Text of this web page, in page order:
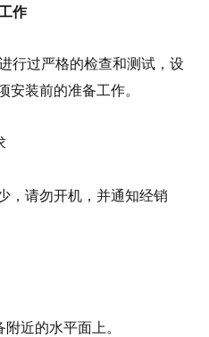
作
行过严格的检查和测试，设
安装前的准备工作。
，请勿开机，并通知经销
近的水平面上。